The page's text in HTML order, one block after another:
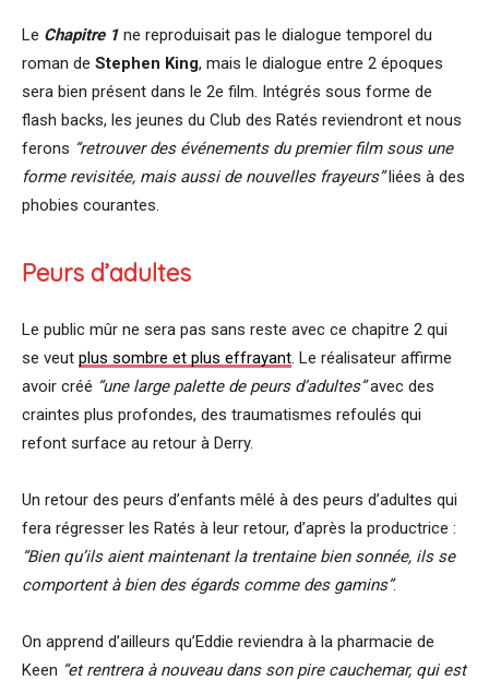
Le Chapitre 1 ne reproduisait pas le dialogue temporel du
roman de Stephen King, mais le dialogue entre 2 époques
sera bien présent dans le 2e film. Intégrés sous forme de
flash backs, les jeunes du Club des Ratés reviendront et nous
ferons “retrouver des événements du premier film sous une
forme revisitée, mais aussi de nouvelles frayeurs”liées à des
phobies courantes.
Peurs d’adultes
Le public mûr ne sera pas sans reste avec ce chapitre 2 qui
se veut plus sombre et plus effrayant . Le réalisateur affirme
avoir créé “une large palette de peurs d’adultes”avec des
craintes plus profondes, des traumatismes refoulés qui
refont surface au retour à Derry.
Un retour des peurs d’enfants mêlé à des peurs d’adultes qui
fera régresser les Ratés à leur retour, d’après la productrice :
“Bien qu’ils aient maintenant la trentaine bien sonnée, ils se
comportent à bien des égards comme des gamins”.
On apprend d’ailleurs qu’Eddie reviendra à la pharmacie de
Keen “et rentrera à nouveau dans son pire cauchemar, qui est